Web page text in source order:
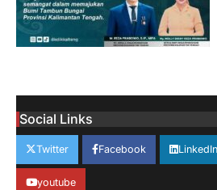
Social Links
Twitter Facebook LinkedIn
youtube